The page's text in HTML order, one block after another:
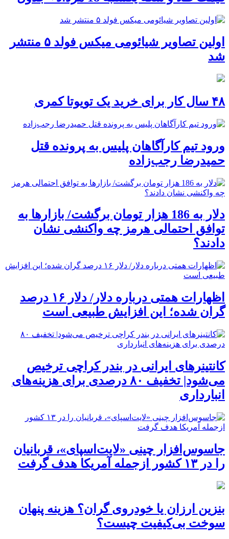
اولین تصاویر شیائومی میکس فولد ۵ منتشر
شد
۴۸ سال کار برای خرید یک تویوتا کمری
ورود تیم کارآگاهان پلیس به پرونده قتل
حمیدرضا رجب‌زاده
دلار به 186 هزار تومان برگشت/ بازارها به
توافق احتمالی هرمز چه واکنشی نشان
دادند؟
اظهارات همتی درباره دلار/ دلار ۱۶ درصد
گران شده؛ این افزایش طبیعی است
کانتینرهای ایرانی در بندر کراچی ترخیص
می‌شود| تخفیف ۸۰ درصدی برای هزینه‌های
انبارداری
جاسوس‌افزار چینی «لایت‌اسپای»، قربانیان
را در ۱۳ کشور ازجمله آمریکا هدف گرفت
بنزین ارزان یا خودروی گران؟ هزینه پنهان
سوخت بی‌کیفیت چیست؟